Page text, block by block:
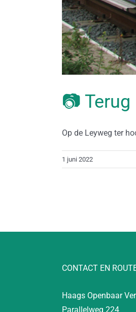
📷
Op de Leyweg ter
1 juni 2022
CONTACT EN
Haags Openbaar
Parallelweg 224